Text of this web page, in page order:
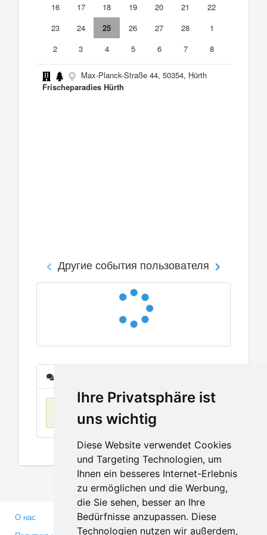
Ihre Privatsphäre ist
uns wichtig
Diese Website verwendet Cookies
und Targeting Technologien, um
Ihnen ein besseres Internet-Erlebnis
zu ermöglichen und die Werbung,
die Sie sehen, besser an Ihre
Bedürfnisse anzupassen. Diese
Technologien nutzen wir außerdem,
16
17 18 19 20 21
22
23
24 25 26 27 28
1
2
3 4 5 6 7 8
Max-Planck-Straße 44, 50354, Hürth
Frischeparadies Hürth
Другие события пользователя
О нас
Партнерам